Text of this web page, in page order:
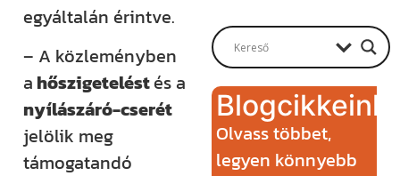
egyáltalán érintve.
– A közleményben
a hőszigeteléstés a
nyílászáró-cserét
jelölik meg
támogatandó
Blogcikkeink
Olvass többet,
legyen könnyebb